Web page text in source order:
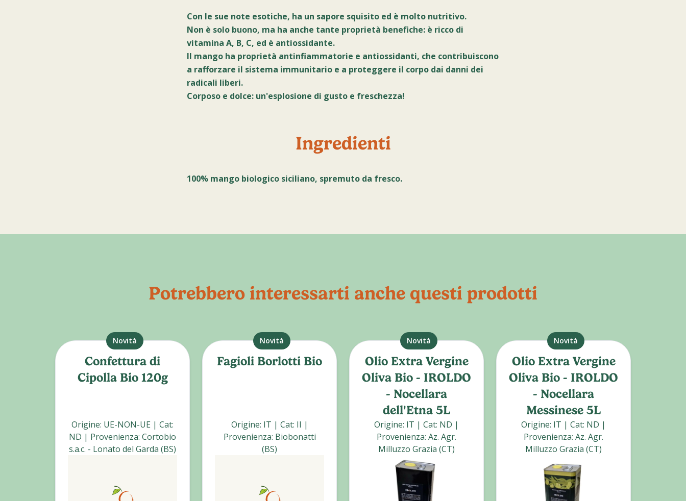
Con le sue note esotiche, ha un sapore squisito ed è molto nutritivo.
Non è solo buono, ma ha anche tante proprietà benefiche: è ricco di
vitamina A, B, C, ed è antiossidante.
Il mango ha proprietà antinfiammatorie e antiossidanti, che contribuiscono
a rafforzare il sistema immunitario e a proteggere il corpo dai danni dei
radicali liberi.
Corposo e dolce: un'esplosione di gusto e freschezza!
Ingredienti
100% mango biologico siciliano, spremuto da fresco.
Potrebbero interessarti anche questi prodotti
Confettura di
Cipolla Bio 120g
Origine: UE-NON-UE | Cat:
ND | Provenienza: Cortobio
s.a.c. - Lonato del Garda (BS)
Novità
Fagioli Borlotti Bio
Origine: IT | Cat: II |
Provenienza: Biobonatti
(BS)
Novità
Olio Extra Vergine
Oliva Bio - IROLDO
- Nocellara
dell'Etna 5L
Origine: IT | Cat: ND |
Provenienza: Az. Agr.
Milluzzo Grazia (CT)
Novità
Olio Extra Vergine
Oliva Bio - IROLDO
- Nocellara
Messinese 5L
Origine: IT | Cat: ND |
Provenienza: Az. Agr.
Milluzzo Grazia (CT)
Novità